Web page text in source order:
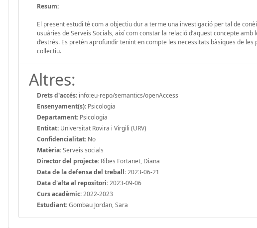
Resum:
El present estudi té com a objectiu dur a terme una investigació per tal de
usuàries de Serveis Socials, així com constar la relació d’aquest concepte
d’estrès. Es pretén aprofundir tenint en compte les necessitats bàsiques de
col·lectiu.
Altres:
Drets d'accés: info:eu-repo/semantics/openAccess
Ensenyament(s): Psicologia
Departament: Psicologia
Entitat: Universitat Rovira i Virgili (URV)
Confidencialitat: No
Matèria:Serveis socials
Director del projecte: Ribes Fortanet, Diana
Data de la defensa del treball:2023-06-21
Data d'alta al repositori:2023-09-06
Curs acadèmic:2022-2023
Estudiant:Gombau Jordan, Sara